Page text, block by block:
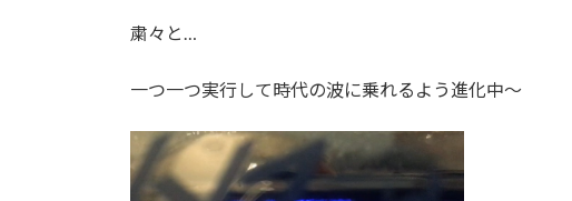
粛々と…
一つ一つ実行して時代の波に乗れるよう進化中～